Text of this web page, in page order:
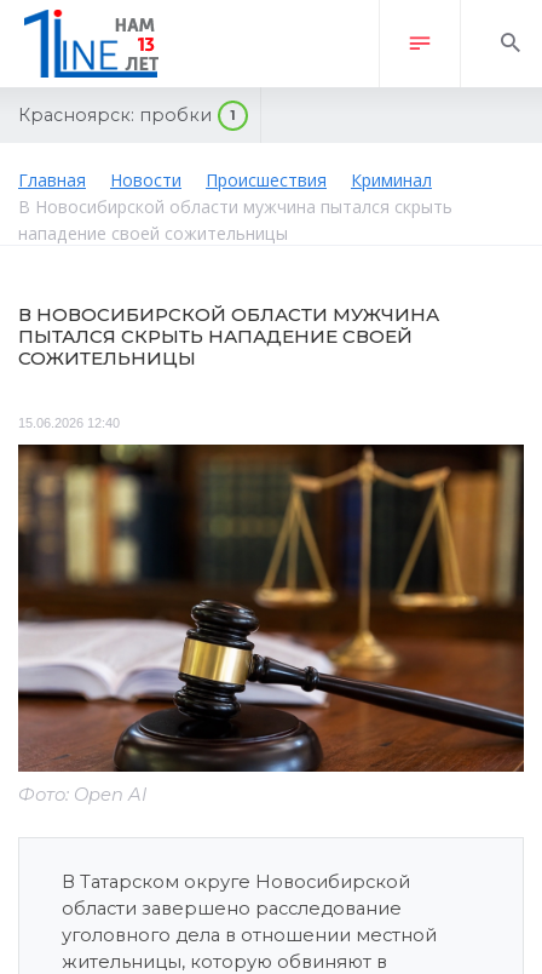
Красноярск: пробки 1
Главная Новости Происшествия
Криминал
В Новосибирской области мужчина пытался скрыть
нападение своей сожительницы
В НОВОСИБИРСКОЙ ОБЛАСТИ МУЖЧИНА
ПЫТАЛСЯ СКРЫТЬ НАПАДЕНИЕ СВОЕЙ
СОЖИТЕЛЬНИЦЫ
15.06.2026 12:40
Фото: Open AI
В Татарском округе Новосибирской
области завершено расследование
уголовного дела в отношении местной
жительницы, которую обвиняют в